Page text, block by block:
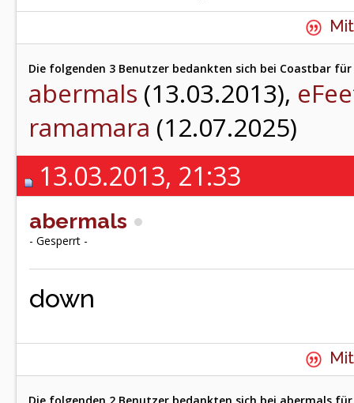
Die folgenden 3 Benutzer bedankten sich bei Coastbar für
abermals (13.03.2013),
ramamara (12.07.2025)
13.03.2013, 21:33
abermals
- Gesperrt -
down